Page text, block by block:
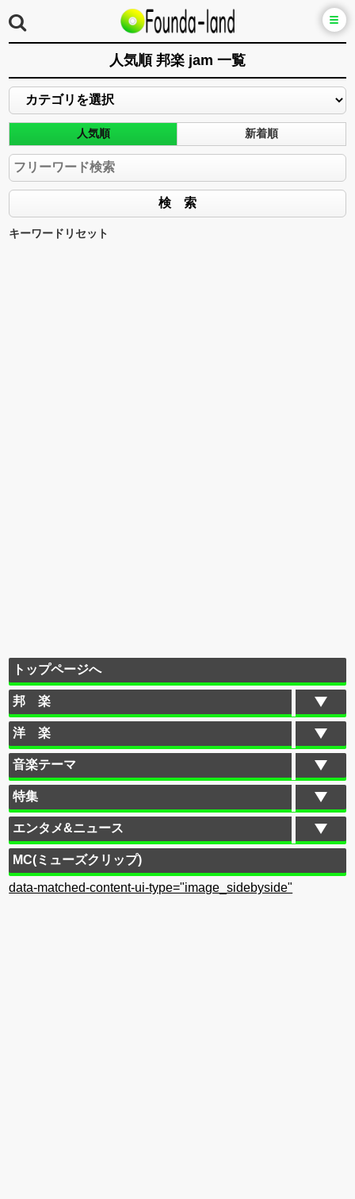
人気順 邦楽 jam 一覧
人気順 新着順
キーワードリセット
トップページへ
邦 楽
洋 楽
音楽テーマ
特集
エンタメ&ニュース
MC(ミューズクリップ)
data-matched-content-ui-type="image_sidebyside"